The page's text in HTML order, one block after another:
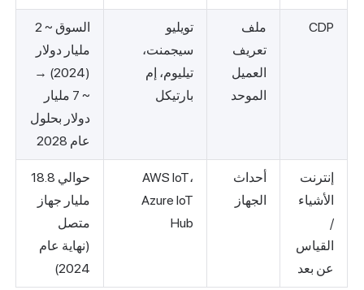
CDP
ملف
تعريف
العميل
الموحد
تويليو
سيجمنت،
تيليوم، إم
بارتيكل
السوق ~ 2
مليار دولار
(2024) →
~ 7 مليار
دولار بحلول
عام 2028
إنترنت
الأشياء
القياس
عن بعد
أحداث
الجهاز
AWS IoT،
Azure IoT
Hub
حوالي 18.8
مليار جهاز
متصل
(نهاية عام
2024)